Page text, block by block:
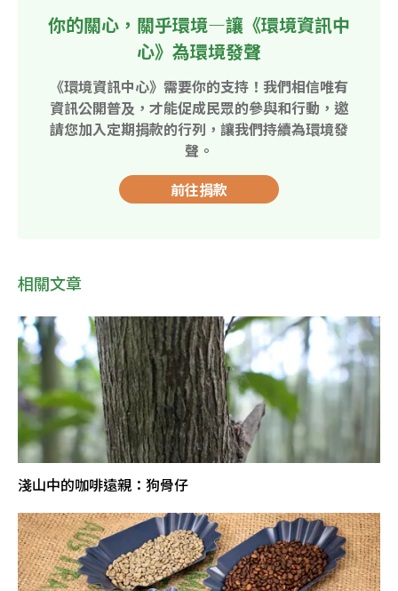
你的關心，關乎環境—讓《環境資訊中
心》為環境發聲
《環境資訊中心》需要你的支持！我們相信唯有
資訊公開普及，才能促成民眾的參與和行動，邀
請您加入定期捐款的行列，讓我們持續為環境發
聲。
前往捐款
相關文章
淺山中的咖啡遠親：狗骨仔